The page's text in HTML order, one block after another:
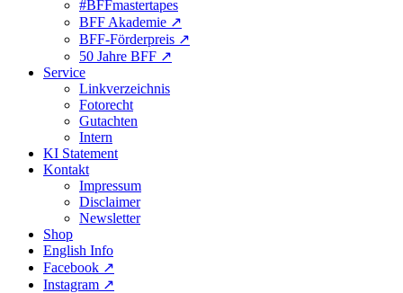
#BFFmastertapes
BFF Akademie ↗︎
BFF-Förderpreis ↗︎
50 Jahre BFF ↗︎
Service
Linkverzeichnis
Fotorecht
Gutachten
Intern
KI Statement
Kontakt
Impressum
Disclaimer
Newsletter
Shop
English Info
Facebook ↗︎
Instagram ↗︎